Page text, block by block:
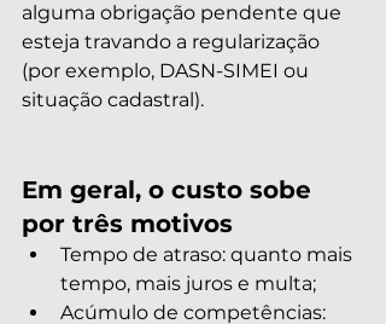
alguma obrigação pendente que
esteja travando a regularização
(por exemplo, DASN-SIMEI ou
situação cadastral).
Em geral, o custo sobe
por três motivos
Tempo de atraso: quanto mais
tempo, mais juros e multa;
Acúmulo de competências: